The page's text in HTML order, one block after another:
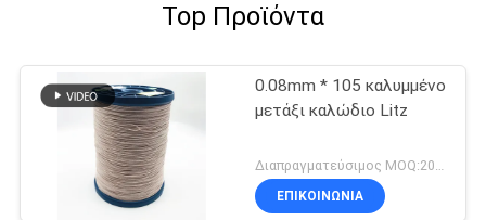
Top Προϊόντα
0.08mm * 105 καλυμμένο
μετάξι καλώδιο Litz
ΕΠΙΚΟΙΝΩΝΙΑ